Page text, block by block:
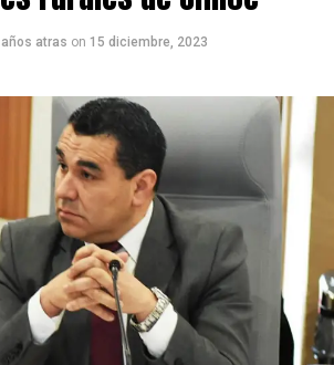
años atras on 15 diciembre, 2023